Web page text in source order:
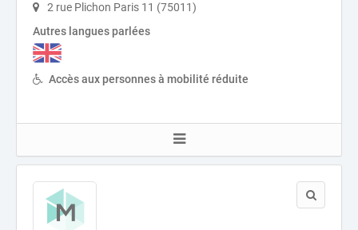
2 rue Plichon Paris 11 (75011)
Autres langues parlées
Accès aux personnes à mobilité réduite